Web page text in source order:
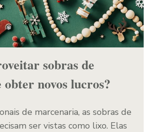
sobras de
novos lucros?
de marcenaria, as sobras de
ser vistas como lixo. Elas